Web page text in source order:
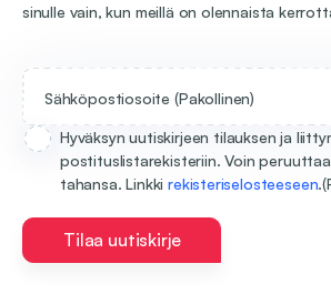
sinulle vain, kun meillä on olennaista
Sähköpostiosoite (Pakollinen)
Hyväksyn uutiskirjeen tilauksen ja
postituslistarekisteriin. Voin
tahansa. Linkkirekisteriselosteeseen.
Tilaa uutiskirje